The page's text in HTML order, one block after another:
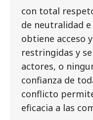
con total
de neutralidad
obtiene acceso
restringidas y
actores, o
confianza de
conflicto
eficacia a las